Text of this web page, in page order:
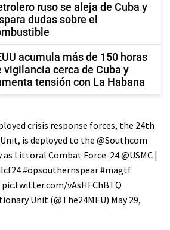
ruso se aleja de Cuba y
dudas sobre el
acumula más de 150 horas
vigilancia cerca de Cuba y
tensión con La Habana
crisis response forces, the 24th
is deployed to the @Southcom
Littoral Combat Force-24.@USMC |
#opsouthernspear#magtf
pic.twitter.com/vAsHFChBTQ
Unit (@The24MEU) May 29,